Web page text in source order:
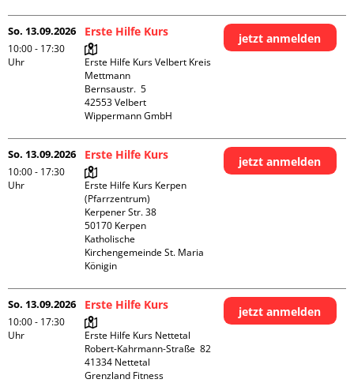
So. 13.09.2026
10:00 - 17:30
Uhr
Erste Hilfe Kurs
Erste Hilfe Kurs Velbert Kreis
Mettmann
Bernsaustr.  5
42553 Velbert
Wippermann GmbH
jetzt anmelden
So. 13.09.2026
10:00 - 17:30
Uhr
Erste Hilfe Kurs
Erste Hilfe Kurs Kerpen
(Pfarrzentrum)
Kerpener Str. 38
50170 Kerpen
Katholische
Kirchengemeinde St. Maria
Königin
jetzt anmelden
So. 13.09.2026
10:00 - 17:30
Uhr
Erste Hilfe Kurs
Erste Hilfe Kurs Nettetal
Robert-Kahrmann-Straße  82
41334 Nettetal
Grenzland Fitness
jetzt anmelden